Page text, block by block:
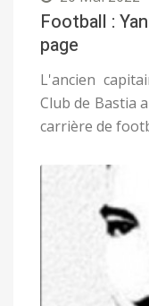
Football :
page
L'ancien
Club de Bastia
carrière de